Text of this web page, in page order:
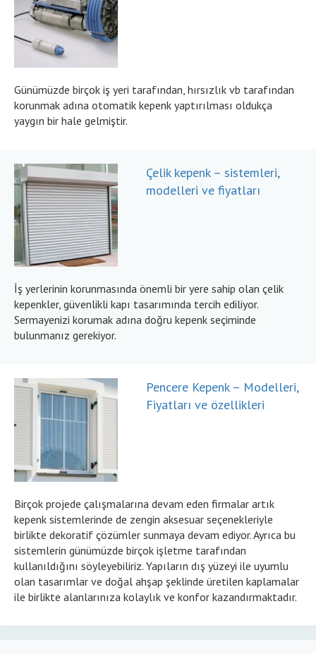
Günümüzde birçok iş yeri tarafından, hırsızlık vb tarafından
korunmak adına otomatik kepenk yaptırılması oldukça
yaygın bir hale gelmiştir.
Çelik kepenk – sistemleri,
modelleri ve fiyatları
İş yerlerinin korunmasında önemli bir yere sahip olan çelik
kepenkler, güvenlikli kapı tasarımında tercih ediliyor.
Sermayenizi korumak adına doğru kepenk seçiminde
bulunmanız gerekiyor.
Pencere Kepenk – Modelleri,
Fiyatları ve özellikleri
Birçok projede çalışmalarına devam eden firmalar artık
kepenk sistemlerinde de zengin aksesuar seçenekleriyle
birlikte dekoratif çözümler sunmaya devam ediyor. Ayrıca bu
sistemlerin günümüzde birçok işletme tarafından
kullanıldığını söyleyebiliriz. Yapıların dış yüzeyi ile uyumlu
olan tasarımlar ve doğal ahşap şeklinde üretilen kaplamalar
ile birlikte alanlarınıza kolaylık ve konfor kazandırmaktadır.